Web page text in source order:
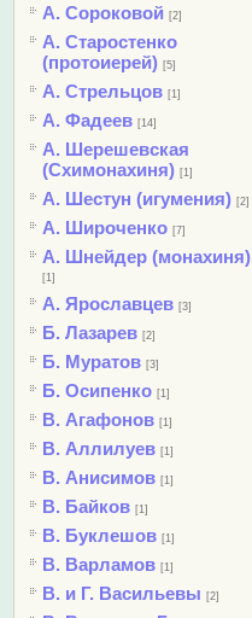
А. Сороковой [2]
А. Старостенко
(протоиерей) [5]
А. Стрельцов [1]
А. Фадеев [14]
А. Шерешевская
(Схимонахиня) [1]
А. Шестун (игумения) [2]
А. Широченко [7]
А. Шнейдер (монахиня)
[1]
А. Ярославцев [3]
Б. Лазарев [2]
Б. Муратов [3]
Б. Осипенко [1]
В. Агафонов [1]
В. Аллилуев [1]
В. Анисимов [1]
В. Байков [1]
В. Буклешов [1]
В. Варламов [1]
В. и Г. Васильевы [2]